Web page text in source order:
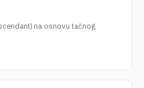
na osnovu tačnog